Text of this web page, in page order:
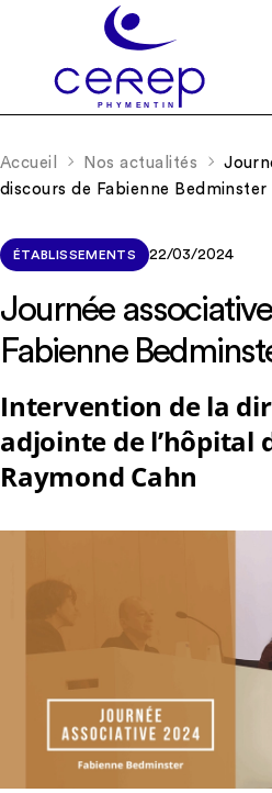
L'association
Gouvernance
Siège social
Démarche qualité
Partenariats
Rapports d’activité
Soutenir les projets
Nos valeurs et missions
Notre éthique
Les familles associées
Le soin psychique
Les soins en accueils de jour
Les soins en centres de
La scolarité
La recherche
Offres d’emploi
Accueil Nos actualités
discours de Fabienne Bedminster
ÉTABLISSEMENTS 22/03/2024
Journée
Fabienne
Intervention de la
adjointe de l’hôpital
Raymond Cahn